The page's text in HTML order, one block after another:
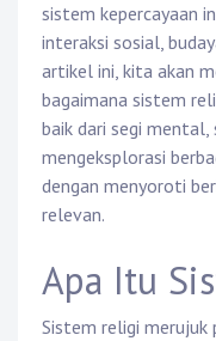
sistem kepercayaan
interaksi sosial,
artikel ini, kita akan
bagaimana sistem
baik dari segi mental,
mengeksplorasi
dengan menyoroti
relevan.
Apa Itu
Sistem religi merujuk